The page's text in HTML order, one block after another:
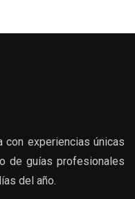
con experiencias únicas
de guías profesionales
del año.